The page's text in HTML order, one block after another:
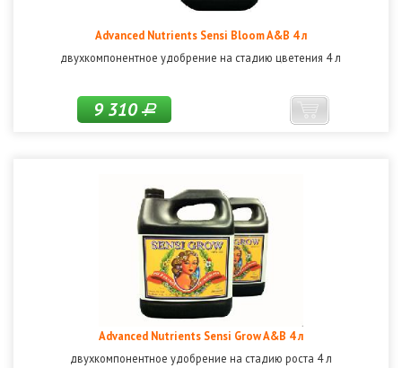
Advanced Nutrients Sensi Bloom A&B 4 л
двухкомпонентное удобрение на стадию цветения 4 л
9 310Р
Advanced Nutrients Sensi Grow A&B 4 л
двухкомпонентное удобрение на стадию роста 4 л